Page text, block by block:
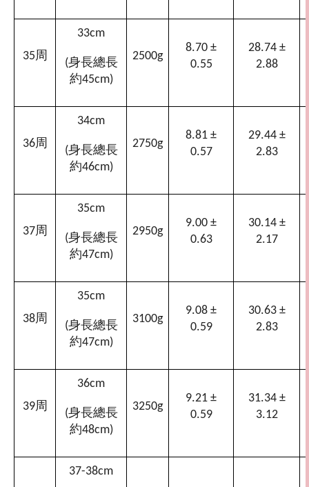
35周
33cm
(身長總長
約45cm)
2500g
8.70 ±
0.55
28.74 ±
2.88
36周
34cm
(身長總長
約46cm)
2750g
8.81 ±
0.57
29.44 ±
2.83
37周
35cm
(身長總長
約47cm)
2950g
9.00 ±
0.63
30.14 ±
2.17
38周
35cm
(身長總長
約47cm)
3100g
9.08 ±
0.59
30.63 ±
2.83
39周
36cm
(身長總長
約48cm)
3250g
9.21 ±
0.59
31.34 ±
3.12
37-38cm